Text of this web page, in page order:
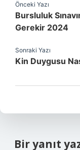
Önceki Yazı
Bursluluk
Gerekir 2024
Sonraki Yazı
Kin Duygusu
Bir yanıt